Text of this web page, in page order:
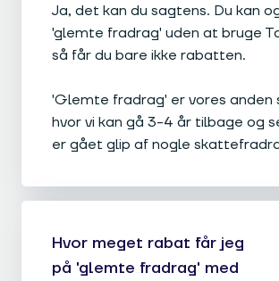
Ja, det kan du sagtens. Du kan
'glemte fradrag' uden at bruge
så får du bare ikke rabatten.
'Glemte fradrag' er vores anden
hvor vi kan gå 3-4 år tilbage og
er gået glip af nogle
Hvor meget rabat får jeg
på 'glemte fradrag' med